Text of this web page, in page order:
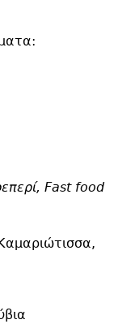
Fast food